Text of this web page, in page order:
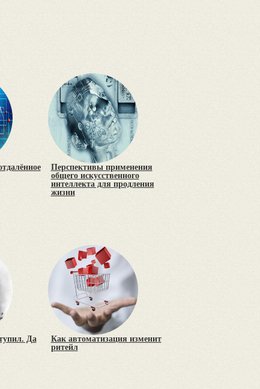
Перспективы применения
общего искусственного
интеллекта для продления
жизни
Да
Как автоматизация изменит
ритейл